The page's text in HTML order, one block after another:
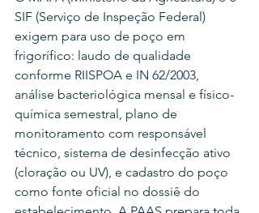
SIF (Serviço de Inspeção Federal)
exigem para uso de poço em
frigorífico: laudo de qualidade
conforme RIISPOA e IN 62/2003,
análise bacteriológica mensal e físico-
química semestral, plano de
monitoramento com responsável
técnico, sistema de desinfecção ativo
(cloração ou UV), e cadastro do poço
como fonte oficial no dossiê do